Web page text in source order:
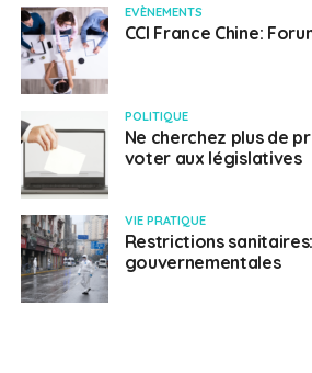
EVÈNEMENTS
CCI France Chine:
POLITIQUE
Ne cherchez plus de
voter aux législatives
VIE PRATIQUE
Restrictions
gouvernementales